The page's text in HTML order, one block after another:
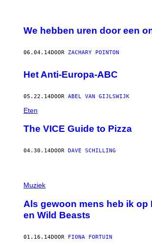
We hebben uren door een
06.04.14DOOR ZACHARY POINTON
Het Anti-Europa-ABC
05.22.14DOOR ABEL VAN GIJLSWIJK
Eten
The VICE Guide to Pizza
04.30.14DOOR DAVE SCHILLING
Muziek
Als gewoon mens heb ik
en Wild Beasts
01.16.14DOOR FIONA FORTUIN